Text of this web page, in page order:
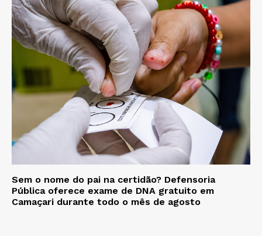
Sem o nome do pai na certidão? Defensoria
Pública oferece exame de DNA gratuito em
Camaçari durante todo o mês de agosto